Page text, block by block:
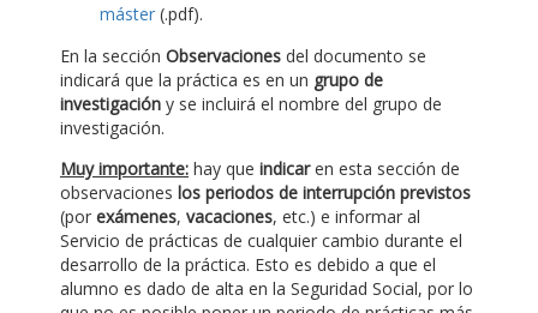
máster (.pdf).
En la sección Observaciones del documento se
indicará que la práctica es en un grupo de
investigación y se incluirá el nombre del grupo de
investigación.
Muy importante: hay que indicaren esta sección de
observaciones los periodos de interrupción previstos
(por exámenes, vacaciones, etc.) e informar al
Servicio de prácticas de cualquier cambio durante el
desarrollo de la práctica. Esto es debido a que el
alumno es dado de alta en la Seguridad Social, por lo